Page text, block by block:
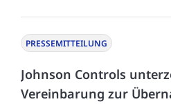
PRESSEMITTEILUNG
Johnson Controls
Vereinbarung zur